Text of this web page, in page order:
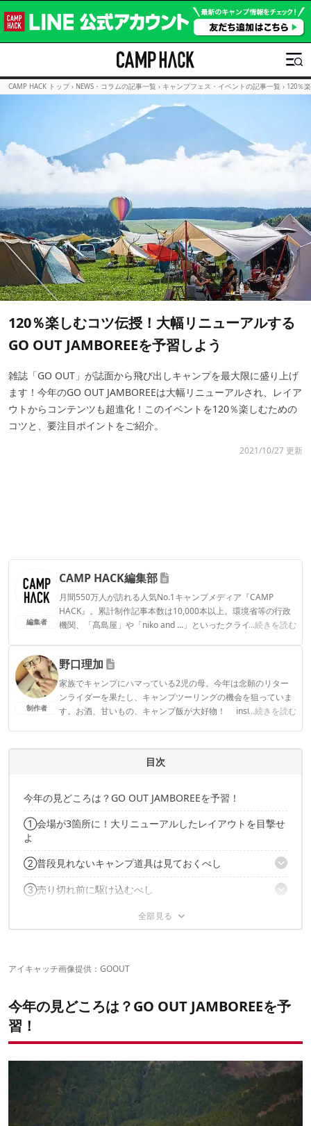
CAMP HACK トップ › NEWS・コラムの記事一覧 › キャンプフェス・イベントの記事一覧 › 120％
120％楽しむコツ伝授！大幅リニューアルする
GO OUT JAMBOREEを予習しよう
雑誌「GO OUT」が誌面から飛び出しキャンプを最大限に盛り上げ
ます！今年のGO OUT JAMBOREEは大幅リニューアルされ、レイア
ウトからコンテンツも超進化！このイベントを120％楽しむための
コツと、要注目ポイントをご紹介。
2021/10/27 更新
編集者
CAMP HACK編集部
月間550万人が訪れる人気No.1キャンプメディア『CAMP
HACK』。累計制作記事本数は10,000本以上。環境省等の行政
機関、「髙島屋」や「niko and ...」といったクライアントとの
...続きを読む
CAMP HACK編集部のプロフィール
制作者
野口理加
家族でキャンプにハマっている2児の母。今年は念願のリター
ンライダーを果たし、キャンプツーリングの機会を狙っていま
す。お酒、甘いもの、キャンプ飯が大好物！ instagramアカ
...続きを読む
目次
今年の見どころは？GO OUT JAMBOREEを予習！
①会場が3箇所に！大リニューアルしたレイアウトを目撃せ
よ
②普段見れないキャンプ道具は見ておくべし
BURTON
③売り切れ前に駆け込むべし
「明日買う」より「今買う」が吉
④気になるアーティストは行きの車内で予習しておくべし
タオルは必須
⑥「麓の春」の寒さは尋常じゃない！防寒は完璧にしてお
⑦早起きすると楽しさ100倍！イベントには積極的に参加す
べし
10周年のGO OUT JAMBOREEを満喫しよう！
アイキャッチ画像提供： GOOUT
今年の見どころは？GO OUT JAMBOREEを予
習！